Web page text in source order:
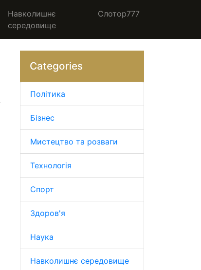
Навколишнє
середовище
Слотор777
Categories
Політика
Бізнес
Мистецтво та розваги
Технологія
Спорт
Здоров'я
Наука
Навколишнє середовище